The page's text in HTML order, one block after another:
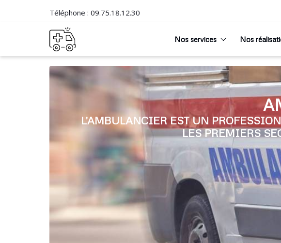
Téléphone : 09.75.18.12.30
Nos services Nos
L'AMBULANCIER EST UN
LES PREMIERS